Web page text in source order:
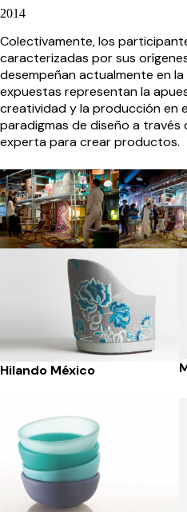
2014
Colectivamente, los
caracterizadas por sus
desempeñan actualmente en
expuestas representan la
creatividad y la producción en
paradigmas de diseño a través
experta para crear productos.
Hilando México